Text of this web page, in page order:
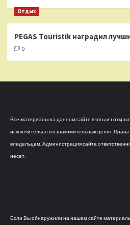
Отдых
PEGAS Touristik наградил
0
Все материалы на данном сайте взяты из
исключительно в ознакомительных целях.
владельцам. Администрация сайта
несет.
Если Вы обнаружили на нашем сайте